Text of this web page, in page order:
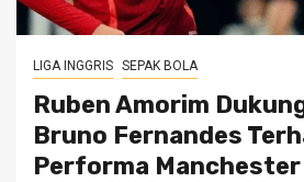
LIGA INGGRIS SEPAK BOLA
Ruben Amorim
Bruno Fernandes
Performa